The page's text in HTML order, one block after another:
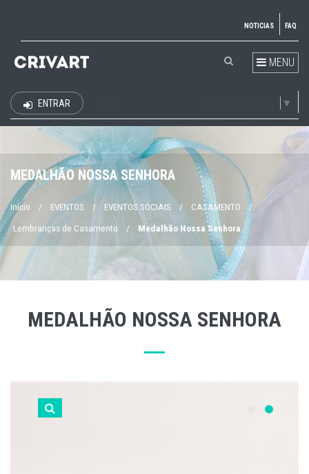
NOTICIAS FAQ
MENU
▼
ENTRAR
MEDALHÃO NOSSA SENHORA
Início / EVENTOS / EVENTOS SOCIAIS / CASAMENTO /
Lembranças de Casamento / Medalhão Nossa Senhora
MEDALHÃO NOSSA SENHORA